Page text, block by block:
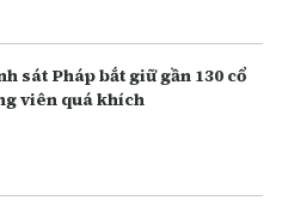
sát Pháp bắt giữ gần 130 cổ
viên quá khích